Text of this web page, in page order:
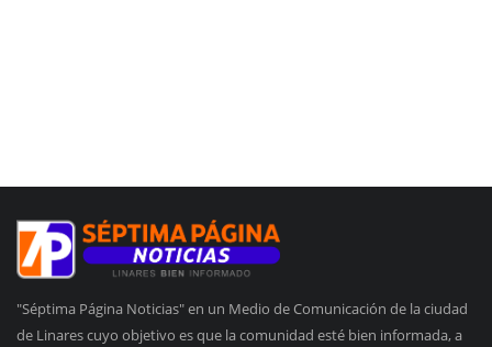
"Séptima Página Noticias" en un Medio de Comunicación de la ciudad
de Linares cuyo objetivo es que la comunidad esté bien informada, a